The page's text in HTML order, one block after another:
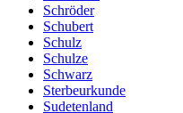
Schröder
Schubert
Schulz
Schulze
Schwarz
Sterbeurkunde
Sudetenland